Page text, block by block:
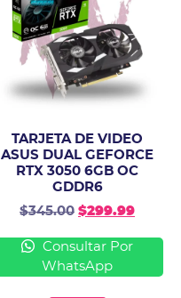
TARJETA DE VIDEO
ASUS DUAL GEFORCE
RTX 3050 6GB OC
GDDR6
$345.00 $299.99
Consultar Por
WhatsApp